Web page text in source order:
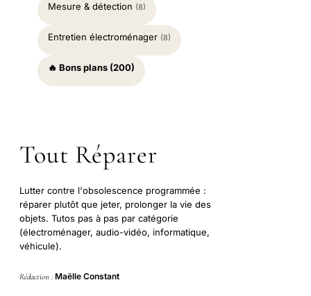
Mesure & détection (8)
Entretien électroménager (8)
🔥 Bons plans (200)
Tout Réparer
Lutter contre l'obsolescence programmée :
réparer plutôt que jeter, prolonger la vie des
objets. Tutos pas à pas par catégorie
(électroménager, audio-vidéo, informatique,
véhicule).
Rédaction : Maëlle Constant